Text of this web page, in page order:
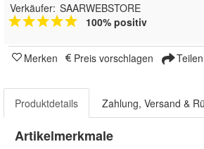
Verkäufer: SAARWEBSTORE
100% positiv
Merken Preis vorschlagen Teilen
Produktdetails Zahlung, Versand &
Artikelmerkmale